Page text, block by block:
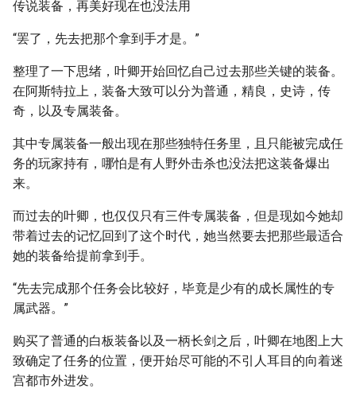
传说装备，再美好现在也没法用
“罢了，先去把那个拿到手才是。”
整理了一下思绪，叶卿开始回忆自己过去那些关键的装备。
在阿斯特拉上，装备大致可以分为普通，精良，史诗，传
奇，以及专属装备。
其中专属装备一般出现在那些独特任务里，且只能被完成任
务的玩家持有，哪怕是有人野外击杀也没法把这装备爆出
来。
而过去的叶卿，也仅仅只有三件专属装备，但是现如今她却
带着过去的记忆回到了这个时代，她当然要去把那些最适合
她的装备给提前拿到手。
“先去完成那个任务会比较好，毕竟是少有的成长属性的专
属武器。”
购买了普通的白板装备以及一柄长剑之后，叶卿在地图上大
致确定了任务的位置，便开始尽可能的不引人耳目的向着迷
宫都市外进发。